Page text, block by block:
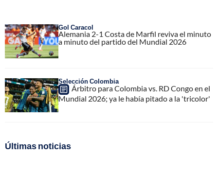
Gol Caracol
Alemania 2-1 Costa de Marfil reviva el minuto
a minuto del partido del Mundial 2026
Selección Colombia
Árbitro para Colombia vs. RD Congo en el
Mundial 2026; ya le había pitado a la 'tricolor'
Últimas noticias